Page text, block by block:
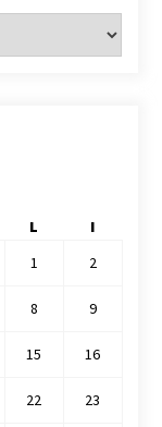
L
I
1
2
8 9
15 16
22 23